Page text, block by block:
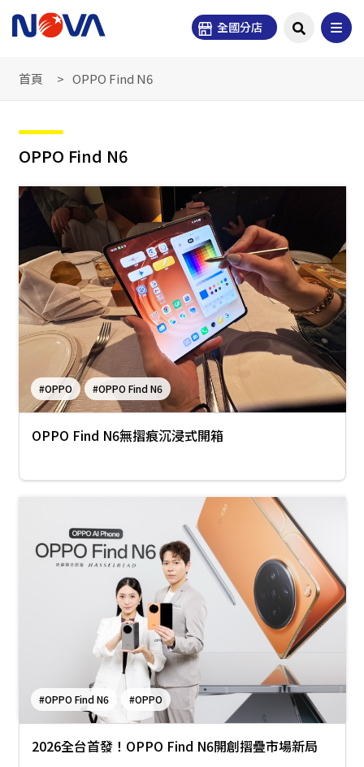
全國分店
首頁 OPPO Find N6
OPPO Find N6
#OPPO #OPPO Find N6
OPPO Find N6無摺痕沉浸式開箱
#OPPO Find N6 #OPPO
2026全台首發！OPPO Find N6開創摺疊市場新局